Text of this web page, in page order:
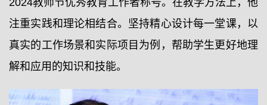
2024教师节优秀教育工作者称号。在教学方法上，他
注重实践和理论相结合。坚持精心设计每一堂课，以
真实的工作场景和实际项目为例，帮助学生更好地理
解和应用的知识和技能。